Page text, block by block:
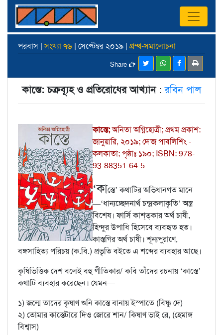
পরবাস |সংখ্যা ৭৬ | সেপ্টেম্বর ২০১৯ | গ্রম্থ-সমালোচনা
Share
কাস্তে: চক্রব্যূহ ও প্রতিরোধের আখ্যান:রবিন পাল
কাস্তে;অনিতা অগ্নিহোত্রী; প্রথম প্রকাশ:
জানুয়ারি, ২০১৯; দে'জ পাবলিশিং -
কলকাতা; পৃষ্ঠাঃ ১৯০; ISBN: 978-
93-88351-64-5
‘কাস্তে’ কথাটির অভিধানগত মানে
—‘ধান্যচ্ছেদনার্থ চন্দ্রকলাকৃতি’ অস্ত্র
বিশেষ। ফার্সি কাশ্‌ত্‌কার অর্থ চাষী,
হিন্দুর উপাধি হিসেবে ব্যবহৃত হত।
কাস্তগির অর্থ চাষী। শূন্যপুরাণে,
বঙ্গসাহিত্য পরিচয় (ক.বি.) প্রভৃতি বইতে এ শব্দের ব্যবহার আছে।
কৃষিভিত্তিক দেশ বলেই বহু গীতিকার/ কবি তাঁদের রচনায় ‘কাস্তে’
কথাটি ব্যবহার করেছেন। যেমন—
১) জন্মে তাদের কৃষাণ শুনি কাস্তে বানায় ইস্পাতে (বিষ্ণু দে)
২) তোমার কাস্তেটারে দিও জোরে শান/ কিষাণ ভাই রে, (হেমাঙ্গ
বিশ্বাস)